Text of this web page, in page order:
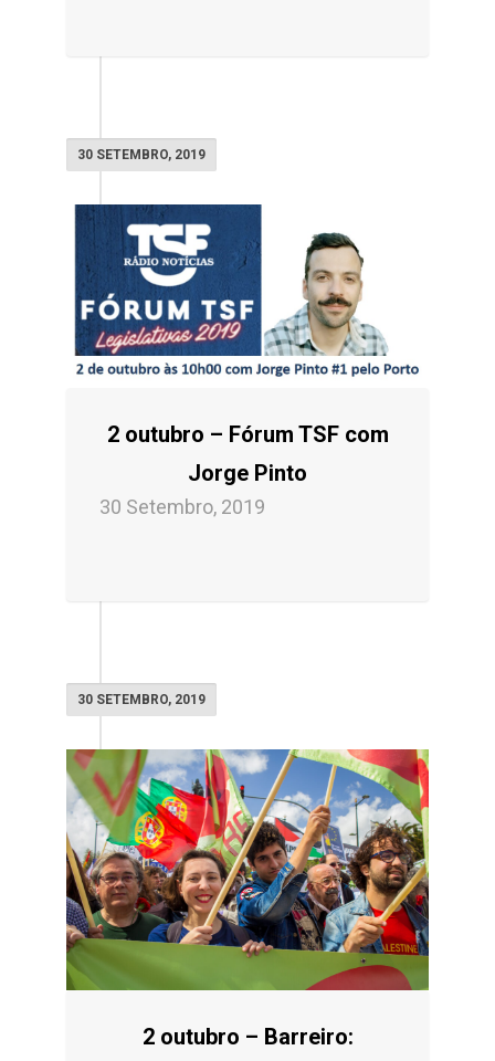
30 SETEMBRO, 2019
2 outubro – Fórum TSF com
Jorge Pinto
30 Setembro, 2019
30 SETEMBRO, 2019
2 outubro – Barreiro: